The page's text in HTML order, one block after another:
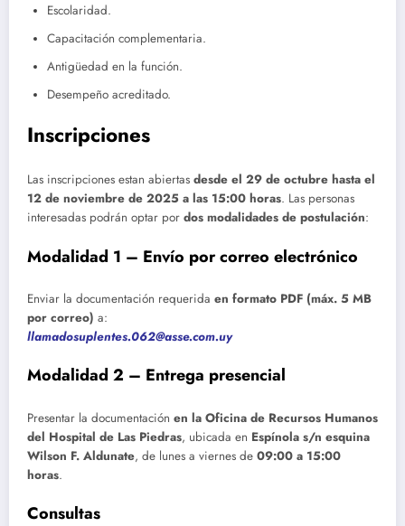
Escolaridad.
Capacitación complementaria.
Antigüedad en la función.
Desempeño acreditado.
Inscripciones
Las inscripciones estan abiertas desde el 29 de octubre hasta el
12 de noviembre de 2025 a las 15:00 horas. Las personas
interesadas podrán optar por dos modalidades de postulación:
Modalidad 1 – Envío por correo electrónico
Enviar la documentación requerida en formato PDF (máx. 5 MB
por correo) a:
llamadosuplentes.062@asse.com.uy
Modalidad 2 – Entrega presencial
Presentar la documentación en la Oficina de Recursos Humanos
del Hospital de Las Piedras, ubicada en Espínola s/n esquina
Wilson F. Aldunate, de lunes a viernes de 09:00 a 15:00
horas.
Consultas